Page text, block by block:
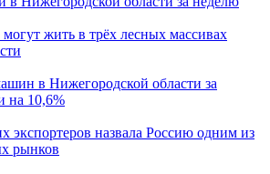
жить в трёх лесных массивах
в Нижегородской области за
на 10,6%
экспортеров назвала Россию одним из
рынков